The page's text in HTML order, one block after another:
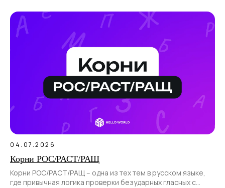
04.07.2026
Корни РОС/РАСТ/РАЩ
Корни РОС/РАСТ/РАЩ – одна из тех тем в русском языке,
где привычная логика проверки безударных гласных с